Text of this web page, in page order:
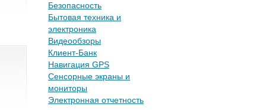
Безопасность
Бытовая техника и
электроника
Видеообзоры
Клиент-Банк
Навигация GPS
Сенсорные экраны и
мониторы
Электронная отчетность